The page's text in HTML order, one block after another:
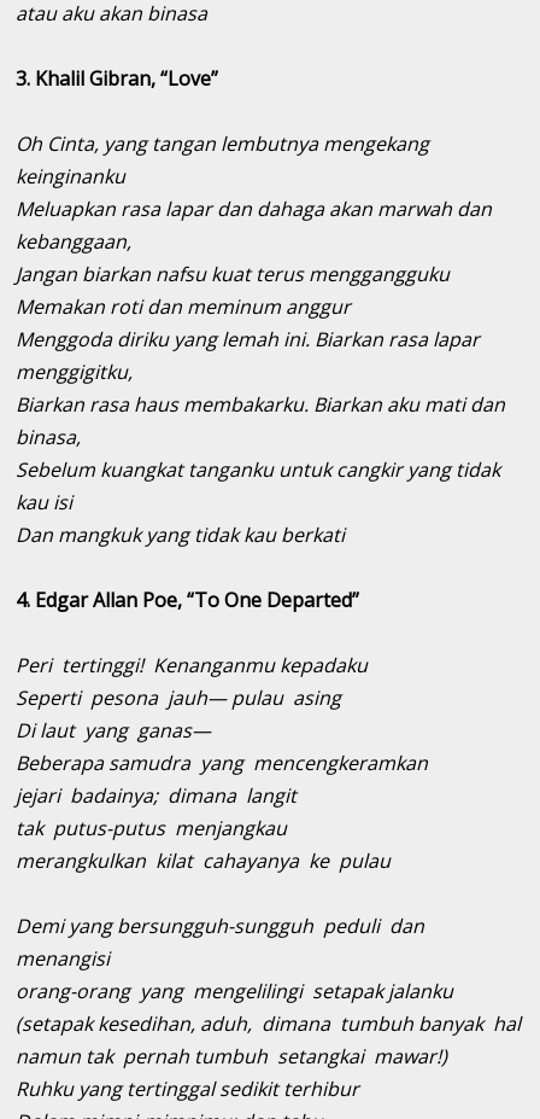
atau aku akan binasa
3. Khalil Gibran, “Love”
Oh Cinta, yang tangan lembutnya mengekang
keinginanku
Meluapkan rasa lapar dan dahaga akan marwah dan
kebanggaan,
Jangan biarkan nafsu kuat terus menggangguku
Memakan roti dan meminum anggur
Menggoda diriku yang lemah ini. Biarkan rasa lapar
menggigitku,
Biarkan rasa haus membakarku. Biarkan aku mati dan
binasa,
Sebelum kuangkat tanganku untuk cangkir yang tidak
kau isi
Dan mangkuk yang tidak kau berkati
4. Edgar Allan Poe, “To One Departed”
Peri tertinggi! Kenanganmu kepadaku
Seperti pesona jauh—pulau asing
Di laut yang ganas—
Beberapa samudra yang mencengkeramkan
jejari badainya; dimana langit
tak putus-putus menjangkau
merangkulkan kilat cahayanya ke pulau
Demi yang bersungguh-sungguh peduli dan
menangisi
orang-orang yang mengelilingi setapak jalanku
(setapak kesedihan, aduh, dimana tumbuh banyak hal
namun tak pernah tumbuh setangkai mawar!)
Ruhku yang tertinggal sedikit terhibur